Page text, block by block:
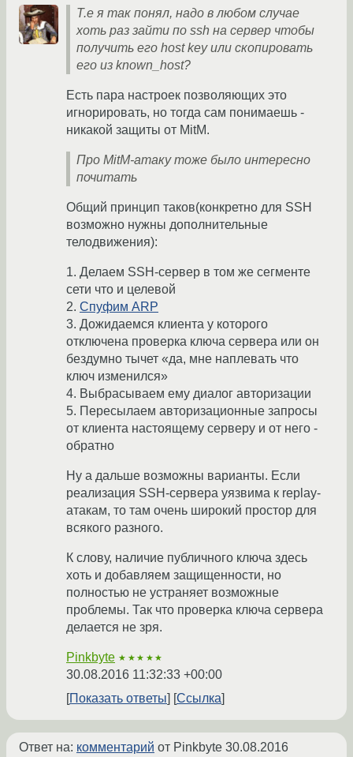
Т.е я так понял, надо в любом случае
хоть раз зайти по ssh на сервер чтобы
получить его host key или скопировать
его из known_host?
Есть пара настроек позволяющих это
игнорировать, но тогда сам понимаешь -
никакой защиты от MitM.
Про MitM-атаку тоже было интересно
почитать
Общий принцип таков(конкретно для SSH
возможно нужны дополнительные
телодвижения):
1. Делаем SSH-сервер в том же сегменте
сети что и целевой
2. Спуфим ARP
3. Дожидаемся клиента у которого
отключена проверка ключа сервера или он
бездумно тычет «да, мне наплевать что
ключ изменился»
4. Выбрасываем ему диалог авторизации
5. Пересылаем авторизационные запросы
от клиента настоящему серверу и от него -
обратно
Ну а дальше возможны варианты. Если
реализация SSH-сервера уязвима к replay-
атакам, то там очень широкий простор для
всякого разного.
К слову, наличие публичного ключа здесь
хоть и добавляем защищенности, но
полностью не устраняет возможные
проблемы. Так что проверка ключа сервера
делается не зря.
Pinkbyte ★★★★★
30.08.2016 11:32:33 +00:00
Показать ответы
Ссылка
Ответ на: комментарий от Pinkbyte 30.08.2016